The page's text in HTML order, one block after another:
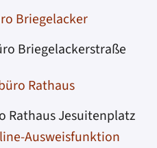
Briegelacker
Briegelackerstraße
Rathaus
Rathaus Jesuitenplatz
Ausweisfunktion